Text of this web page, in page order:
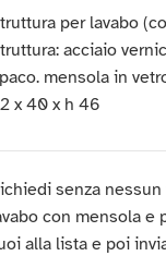
per lavabo
acciaio
mensola in
x 40 x h 46
senza
con mensola e
alla lista e poi